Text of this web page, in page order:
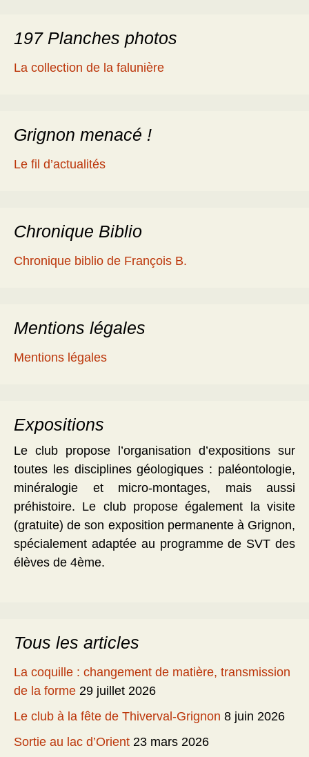
197 Planches photos
La collection de la falunière
Grignon menacé !
Le fil d’actualités
Chronique Biblio
Chronique biblio de François B.
Mentions légales
Mentions légales
Expositions
Le club propose l’organisation d’expositions sur
toutes les disciplines géologiques : paléontologie,
minéralogie et micro-montages, mais aussi
préhistoire. Le club propose également la visite
(gratuite) de son exposition permanente à Grignon,
spécialement adaptée au programme de SVT des
élèves de 4ème.
Tous les articles
La coquille : changement de matière, transmission
de la forme 29 juillet 2026
Le club à la fête de Thiverval-Grignon 8 juin 2026
Sortie au lac d’Orient 23 mars 2026